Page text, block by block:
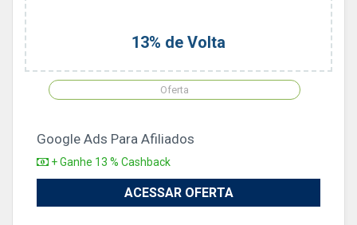
13% de Volta
Oferta
Google Ads Para Afiliados
+ Ganhe 13 % Cashback
ACESSAR OFERTA